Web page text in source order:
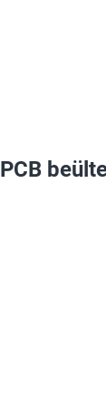
PCB